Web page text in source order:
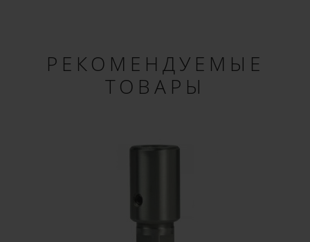
ДОБРО ПОЖАЛОВАТЬ!
РЕКОМЕНДУЕМЫЕ
ТОВАРЫ